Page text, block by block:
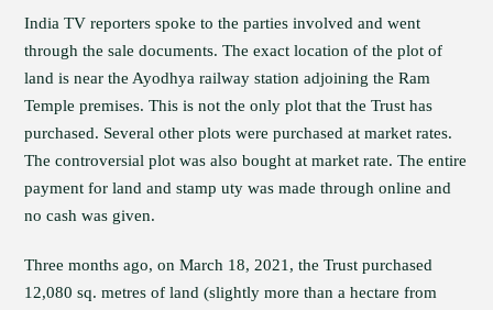
India TV reporters spoke to the parties involved and went
through the sale documents. The exact location of the plot of
land is near the Ayodhya railway station adjoining the Ram
Temple premises. This is not the only plot that the Trust has
purchased. Several other plots were purchased at market rates.
The controversial plot was also bought at market rate. The entire
payment for land and stamp uty was made through online and
no cash was given.
Three months ago, on March 18, 2021, the Trust purchased
12,080 sq. metres of land (slightly more than a hectare from